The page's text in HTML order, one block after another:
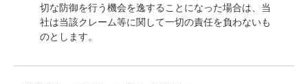
切な防御を行う機会を逸することになった場合は、当
社は当該クレーム等に関して一切の責任を負わないも
のとします。